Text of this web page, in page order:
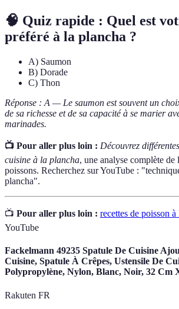
🧠 Quiz rapide : Quel est
préféré à la plancha ?
A) Saumon
B) Dorade
C) Thon
Réponse : A — Le saumon est souvent un
de sa richesse et de sa capacité à se marier
marinades.
📺 Pour aller plus loin : Découvrez
cuisine à la plancha, une analyse complète de
poissons. Recherchez sur YouTube :
plancha".
📺 Pour aller plus loin : recettes de poisson
YouTube
Fackelmann 49235 Spatule De Cuisine
Cuisine, Spatule À Crêpes, Ustensile De
Polypropylène, Nylon, Blanc, Noir, 32 Cm
Rakuten FR